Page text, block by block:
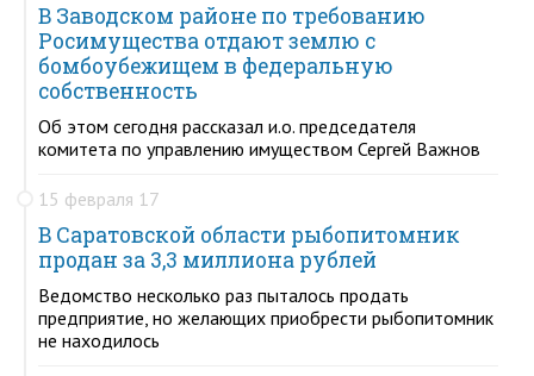
В Заводском районе по требованию
Росимущества отдают землю с
бомбоубежищем в федеральную
собственность
Об этом сегодня рассказал и.о. председателя
комитета по управлению имуществом Сергей Важнов
15 февраля 17
В Саратовской области рыбопитомник
продан за 3,3 миллиона рублей
Ведомство несколько раз пыталось продать
предприятие, но желающих приобрести рыбопитомник
не находилось